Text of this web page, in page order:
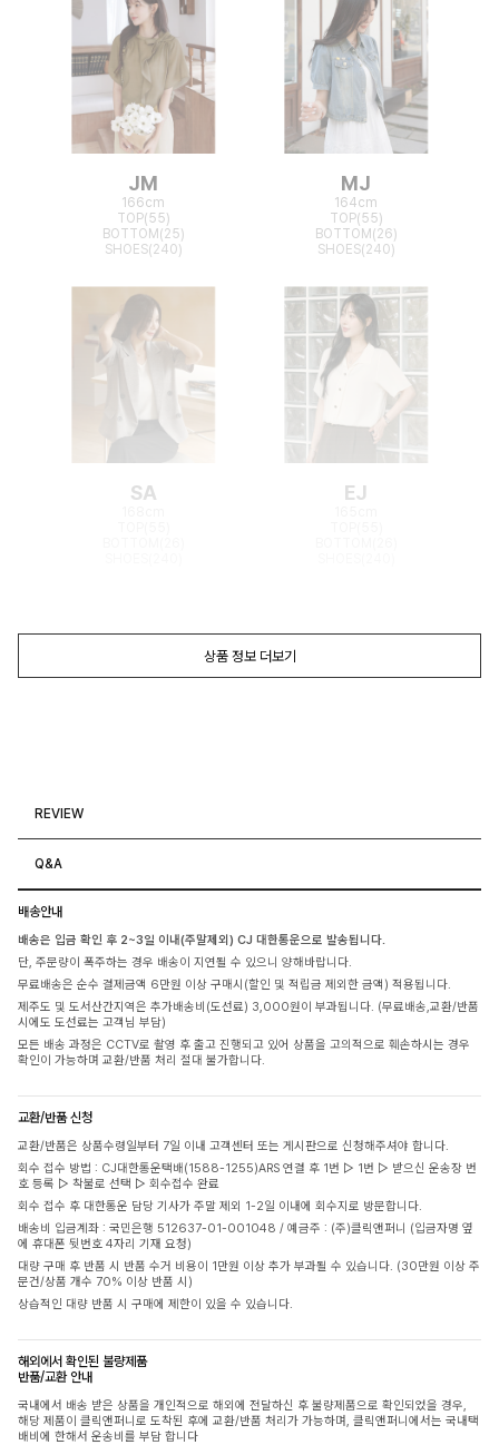
JM
166cm
TOP(55)
BOTTOM(25)
SHOES(240)
MJ
164cm
TOP(55)
BOTTOM(26)
SHOES(240)
SA EJ
상품 정보 더보기
REVIEW
Q&A
배송안내
배송은 입금 확인 후 2~3일 이내(주말제외) CJ 대한통운으로 발송됩니다.
단, 주문량이 폭주하는 경우 배송이 지연될 수 있으니 양해바랍니다.
무료배송은 순수 결제금액 6만원 이상 구매시(할인 및 적립금 제외한 금액) 적용됩니다.
제주도 및 도서산간지역은 추가배송비(도선료) 3,000원이 부과됩니다. (무료배송,교환/반품
시에도 도선료는 고객님 부담)
모든 배송 과정은 CCTV로 촬영 후 출고 진행되고 있어 상품을 고의적으로 훼손하시는 경우
확인이 가능하며 교환/반품 처리 절대 불가합니다.
교환/반품 신청
교환/반품은 상품수령일부터 7일 이내 고객센터 또는 게시판으로 신청해주셔야 합니다.
회수 접수 방법 : CJ대한통운택배(1588-1255)ARS 연결 후 1번 ▷ 1번 ▷ 받으신 운송장 번
호 등록 ▷ 착불로 선택 ▷ 회수접수 완료
회수 접수 후 대한통운 담당 기사가 주말 제외 1-2일 이내에 회수지로 방문합니다.
배송비 입금계좌 : 국민은행 512637-01-001048 / 예금주 : (주)클릭앤퍼니 (입금자명 옆
에 휴대폰 뒷번호 4자리 기재 요청)
대량 구매 후 반품 시 반품 수거 비용이 1만원 이상 추가 부과될 수 있습니다. (30만원 이상 주
문건/상품 개수 70% 이상 반품 시)
상습적인 대량 반품 시 구매에 제한이 있을 수 있습니다.
해외에서 확인된 불량제품
반품/교환 안내
국내에서 배송 받은 상품을 개인적으로 해외에 전달하신 후 불량제품으로 확인되었을 경우,
해당 제품이 클릭앤퍼니로 도착된 후에 교환/반품 처리가 가능하며, 클릭앤퍼니에서는 국내택
배비에 한해서 운송비를 부담 합니다